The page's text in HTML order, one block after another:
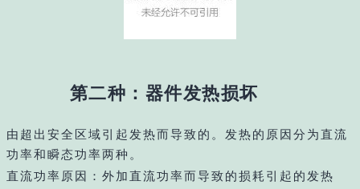
第二种：器件发热损坏
由超出安全区域引起发热而导致的。发热的原因分为直流
功率和瞬态功率两种。
直流功率原因：外加直流功率而导致的损耗引起的发热